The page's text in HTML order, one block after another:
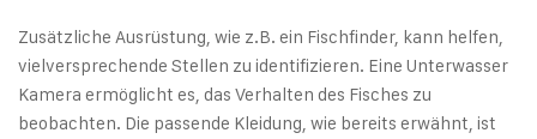
Zusätzliche Ausrüstung, wie z.B. ein Fischfinder, kann helfen,
vielversprechende Stellen zu identifizieren. Eine Unterwasser
Kamera ermöglicht es, das Verhalten des Fisches zu
beobachten. Die passende Kleidung, wie bereits erwähnt, ist